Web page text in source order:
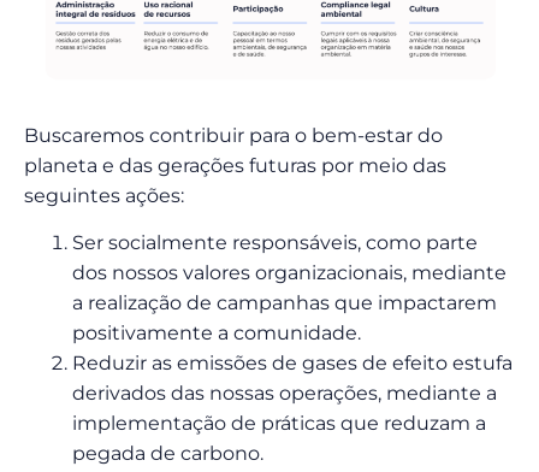
Buscaremos contribuir para o bem-estar do
planeta e das gerações futuras por meio das
seguintes ações:
Ser socialmente responsáveis, como parte
dos nossos valores organizacionais, mediante
a realização de campanhas que impactarem
positivamente a comunidade.
Reduzir as emissões de gases de efeito estufa
derivados das nossas operações, mediante a
implementação de práticas que reduzam a
pegada de carbono.